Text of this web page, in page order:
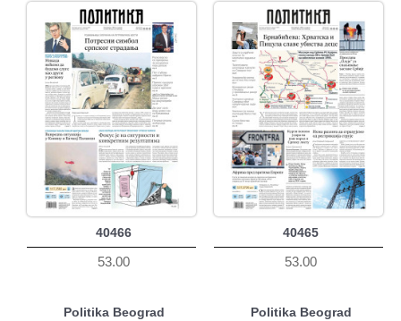
40466
53.00
40465
53.00
Politika Beograd
Politika Beograd